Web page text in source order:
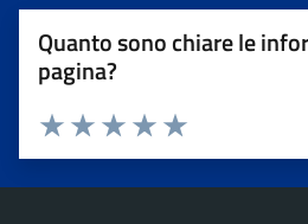
Quanto sono chiare le
pagina?
Valuta da 1 a 5 stelle la pagina
Valuta 5 stelle su
Valuta 4 stelle su 5
Valuta 3 stelle su 5
Valuta 2 stelle su 5
Valuta 1 stelle su 5